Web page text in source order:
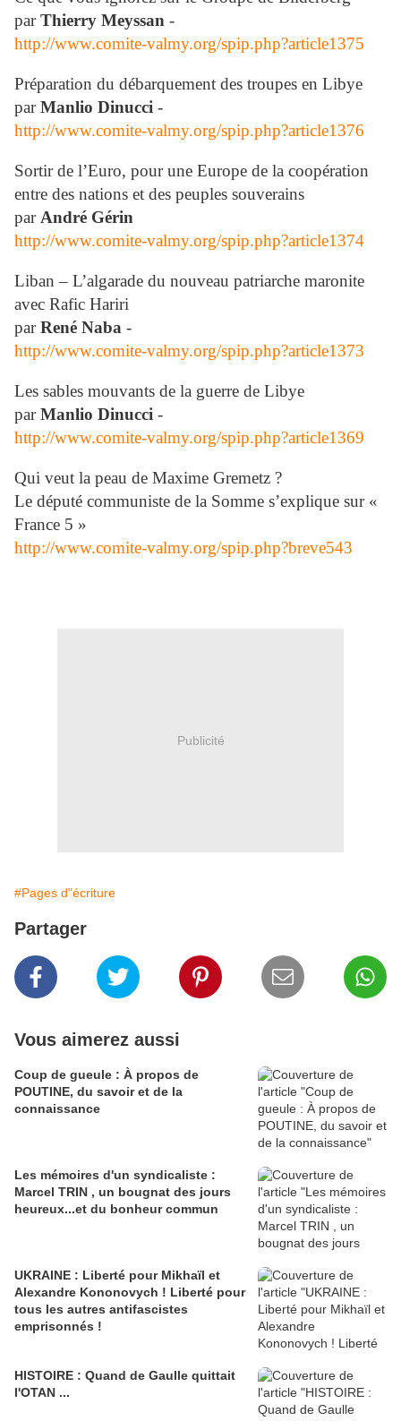
parThierry Meyssan -
http://www.comite-valmy.org/spip.php?article1375
Préparation du débarquement des troupes en Libye
parManlio Dinucci -
http://www.comite-valmy.org/spip.php?article1376
Sortir de l’Euro, pour une Europe de la coopération
entre des nations et des peuples souverains
par André Gérin
http://www.comite-valmy.org/spip.php?article1374
Liban – L’algarade du nouveau patriarche maronite
avec Rafic Hariri
parRené Naba -
http://www.comite-valmy.org/spip.php?article1373
Les sables mouvants de la guerre de Libye
parManlio Dinucci -
http://www.comite-valmy.org/spip.php?article1369
Qui veut la peau de Maxime Gremetz ?
Le député communiste de la Somme s’explique sur «
France 5 »
http://www.comite-valmy.org/spip.php?breve543
Publicité
#Pages d"écriture
Partager
Vous aimerez aussi
Coup de gueule : À propos de
POUTINE, du savoir et de la
connaissance
Les mémoires d'un syndicaliste :
Marcel TRIN , un bougnat des jours
heureux...et du bonheur commun
UKRAINE : Liberté pour Mikhaïl et
Alexandre Kononovych ! Liberté pour
tous les autres antifascistes
emprisonnés !
HISTOIRE : Quand de Gaulle quittait
l'OTAN ...